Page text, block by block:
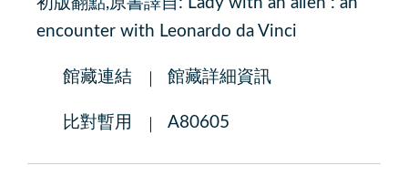
encounter with Leonardo da Vinci
館藏連結 館藏詳細資訊
比對暫用 A80605